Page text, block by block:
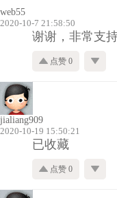
web55
2020-10-7 21:58:50
谢谢，非常支持
点赞 0
jialiang909
2020-10-19 15:50:21
已收藏
点赞 0